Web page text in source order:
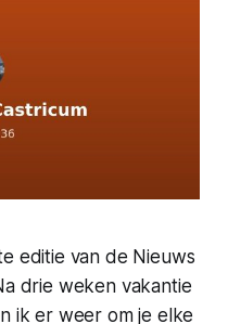
editie van de Nieuws
drie weken vakantie
ik er weer om je elke